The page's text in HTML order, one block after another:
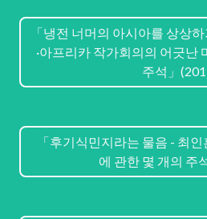
「냉전 너머의 아시아를 상상
·아프리카 작가회의의 어긋난
주석」
「후기식민지라는 물음 - 최인
에 관한 몇 개의 주